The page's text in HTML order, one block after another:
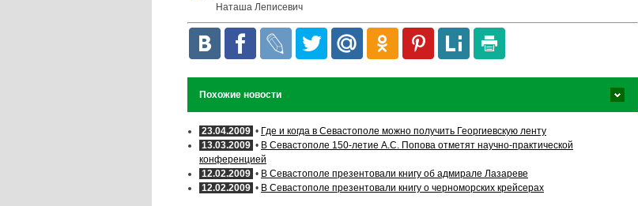
Наташа Леписевич
Похожие новости
23.04.2009 • Где и когда в Севастополе можно получить Георгиевскую ленту
13.03.2009 • В Севастополе 150-летие А.С. Попова отметят научно-практической
конференцией
12.02.2009 • В Севастополе презентовали книгу об адмирале Лазареве
12.02.2009 • В Севастополе презентовали книгу о черноморских крейсерах